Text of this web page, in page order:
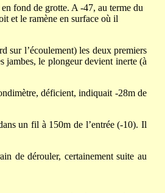
fond de grotte. A -47, au terme du
et le ramène en surface où il
sur l’écoulement) les deux premiers
jambes, le plongeur devient inerte (à
déficient, indiquait -28m de
un fil à 150m de l’entrée (-10). Il
de dérouler, certainement suite au